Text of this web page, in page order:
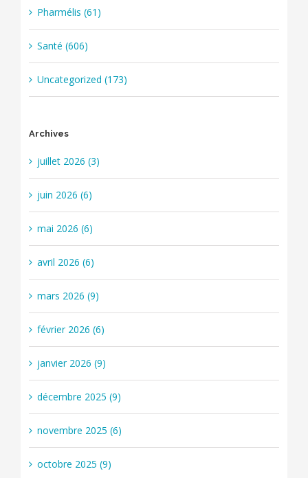
Pharmélis (61)
Santé (606)
Uncategorized (173)
Archives
juillet 2026 (3)
juin 2026 (6)
mai 2026 (6)
avril 2026 (6)
mars 2026 (9)
février 2026 (6)
janvier 2026 (9)
décembre 2025 (9)
novembre 2025 (6)
octobre 2025 (9)